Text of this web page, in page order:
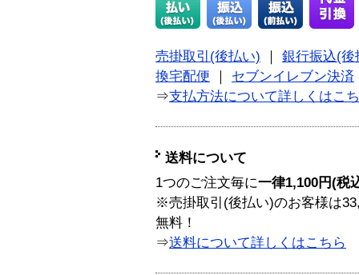
売掛取引(後払い)
銀行振込(後
換宅配便
セブンイレブン決済
⇒支払方法について詳しくはこ
送料について
1つのご注文毎に一律1,100円(税
※売掛取引(後払い)のお客様は
無料！
⇒送料について詳しくはこちら